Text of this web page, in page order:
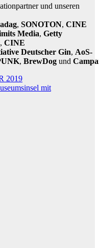
und unseren
adag, SONOTON, CINE
Media, Getty
, CINE
Deutscher Gin, AoS-
, BrewDog und
2019
mit